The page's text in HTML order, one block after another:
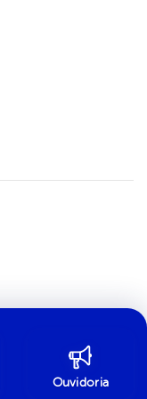
Ouvidoria